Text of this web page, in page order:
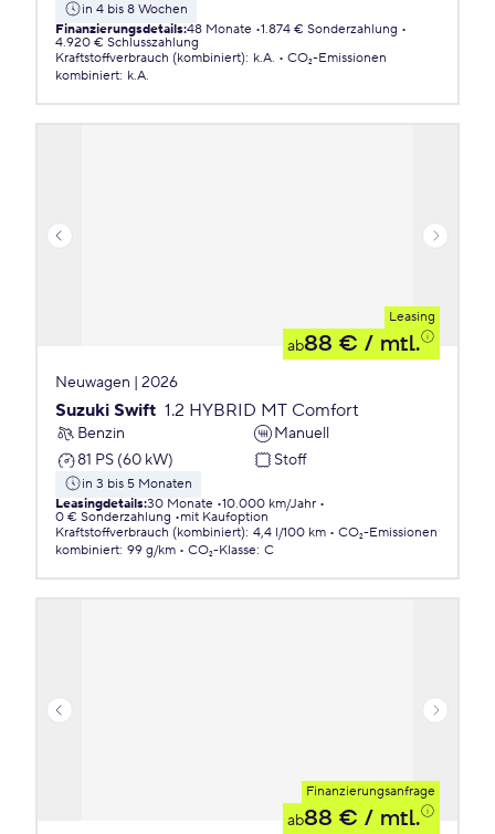
in 4 bis 8 Wochen
Finanzierungsdetails:48 Monate 1.874 € Sonderzahlung
4.920 € Schlusszahlung
Kraftstoffverbrauch (kombiniert): k.A.
CO₂-Emissionen
kombiniert: k.A.
Leasing
ab88 € / mtl.
Neuwagen | 2026
Suzuki Swift 1.2 HYBRID MT Comfort
Benzin
Manuell
81 PS (60 kW)
Stoff
in 3 bis 5 Monaten
Leasingdetails:30 Monate 10.000 km/Jahr
0 € Sonderzahlung
mit Kaufoption
Kraftstoffverbrauch (kombiniert): 4,4 l/100 km
CO₂-Emissionen
kombiniert: 99 g/km CO₂-Klasse: C
Finanzierungsanfrage
ab88 € / mtl.